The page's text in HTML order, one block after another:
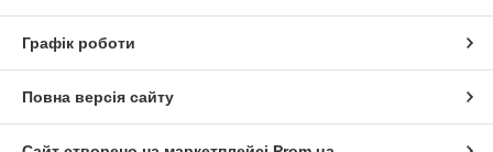
Графік роботи
Повна версія сайту